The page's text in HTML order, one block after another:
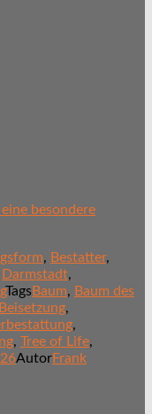
besondere
, Bestatter,
Darmstadt,
TagsBaum, Baum des
Beisetzung,
,
, Tree of Life,
AutorFrank